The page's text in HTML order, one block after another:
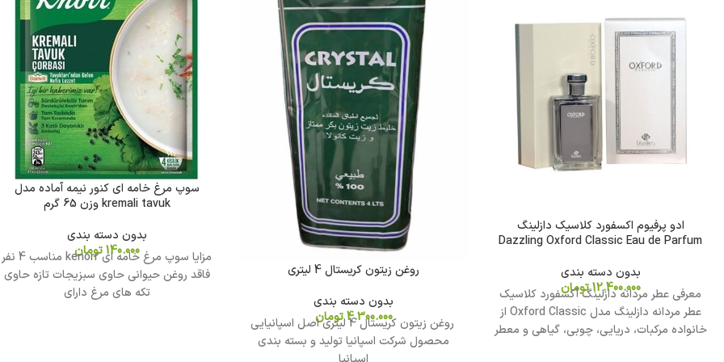
ادو پرفیوم اکسفورد کلاسیک دازلینگ
Dazzling Oxford Classic Eau de Parfum
بدون دسته بندی
12.400.000تومان
معرفی عطر مردانه دازلینگ آکسفورد کلاسیک
عطر مردانه دازلینگ مدل Oxford Classic از
خانواده مرکبات، دریایی، چوبی، گیاهی و معطر
روغن زیتون کریستال 4 لیتری
بدون دسته بندی
4.300.000 تومان
روغن زیتون کریستال 4 لیتری اصل اسپانیایی
محصول شرکت اسپانیا تولید و بسته بندی
سوپ مرغ خامه ای کنور نیمه آماده مدل
kremali tavuk وزن 65 گرم
بدون دسته بندی
140.000 تومان
مزایا سوپ مرغ خامه ای kenorr مناسب 4 نفر
فاقد روغن حیوانی حاوی سبزیجات تازه حاوی
تکه های مرغ دارای